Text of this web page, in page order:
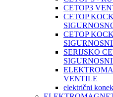
CETOP3
CETOP
CETOP
SERIJSKO
VENTILE
električni